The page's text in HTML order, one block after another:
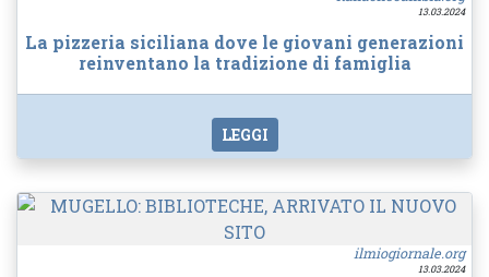
13.03.2024
La pizzeria siciliana dove le giovani generazioni
reinventano la tradizione di famiglia
LEGGI
ilmiogiornale.org
13.03.2024